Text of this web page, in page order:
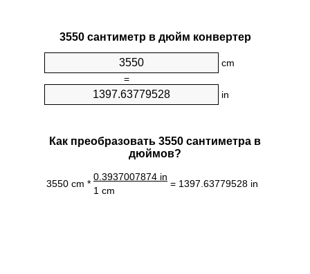
3550 сантиметр в дюйм конвертер
cm
=
in
Как преобразовать 3550 сантиметра в
дюймов?
3550 cm *
0.3937007874 in
= 1397.63779528 in
1 cm